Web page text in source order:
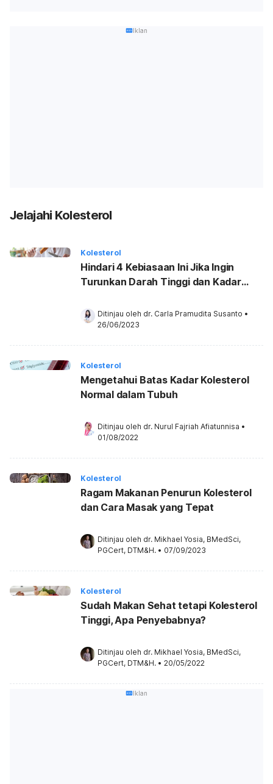
Iklan
Jelajahi Kolesterol
Kolesterol
Hindari 4 Kebiasaan Ini Jika Ingin
Turunkan Darah Tinggi dan Kadar
Ditinjau oleh dr. Carla Pramudita Susanto •
26/06/2023
Kolesterol
Mengetahui Batas Kadar Kolesterol
Normal dalam Tubuh
Ditinjau oleh dr. Nurul Fajriah Afiatunnisa •
01/08/2022
Kolesterol
Ragam Makanan Penurun Kolesterol
dan Cara Masak yang Tepat
Ditinjau oleh dr. Mikhael Yosia, BMedSci,
PGCert, DTM&H. • 07/09/2023
Kolesterol
Sudah Makan Sehat tetapi Kolesterol
Tinggi, Apa Penyebabnya?
Ditinjau oleh dr. Mikhael Yosia, BMedSci,
PGCert, DTM&H. • 20/05/2022
Iklan